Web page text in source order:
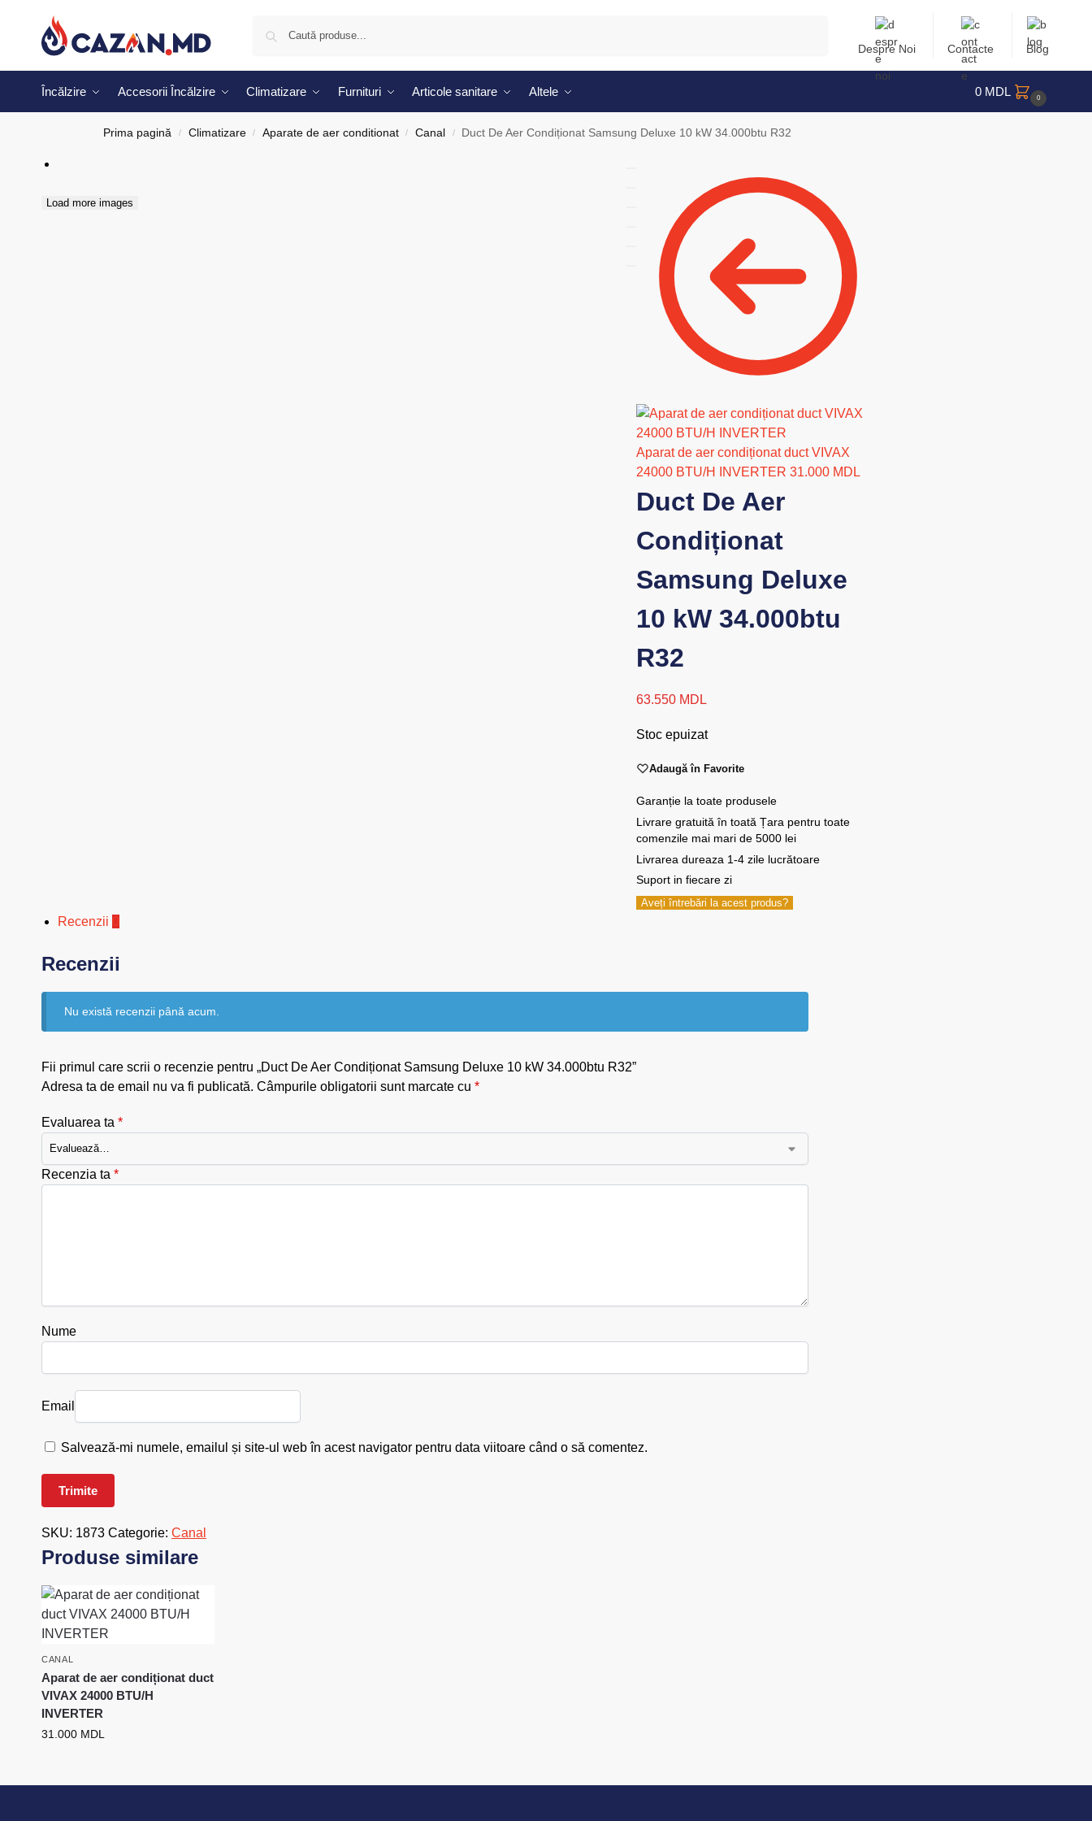
Despre Noi Contacte Blog
Încălzire Accesorii Încălzire Climatizare Furnituri Articole sanitare Altele 0 MDL 0
Prima pagină / Climatizare / Aparate de aer conditionat / Canal / Duct De Aer Condiționat Samsung Deluxe 10 kW 34.000btu R32
Load more images
Aparat de aer condiționat duct VIVAX
24000 BTU/H INVERTER 31.000 MDL
Duct De Aer
Condiționat
Samsung Deluxe
10 kW 34.000btu
R32
63.550 MDL
Stoc epuizat
Adaugă în Favorite
Garanție la toate produsele
Livrare gratuită în toată Țara pentru toate
comenzile mai mari de 5000 lei
Livrarea dureaza 1-4 zile lucrătoare
Suport in fiecare zi
Aveți întrebări la acest produs?
Recenzii
Recenzii
Nu există recenzii până acum.
Fii primul care scrii o recenzie pentru „Duct De Aer Condiționat Samsung Deluxe 10 kW 34.000btu R32”
Adresa ta de email nu va fi publicată. Câmpurile obligatorii sunt marcate cu *
Evaluarea ta *
Recenzia ta *
Nume
Email
Salvează-mi numele, emailul și site-ul web în acest navigator pentru data viitoare când o să comentez.
SKU: 1873 Categorie: Canal
Produse similare
CANAL
Aparat de aer condiționat duct
VIVAX 24000 BTU/H
INVERTER
31.000 MDL